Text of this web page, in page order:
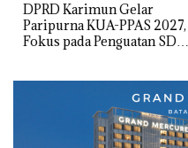
DPRD Karimun Gelar
Paripurna KUA-PPAS 2027,
Fokus pada Penguatan SDM,